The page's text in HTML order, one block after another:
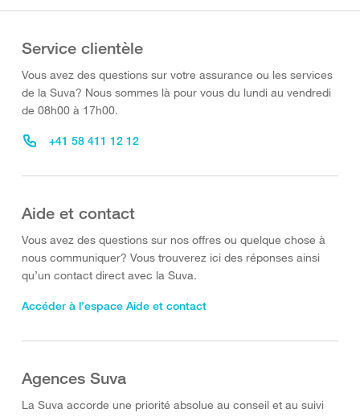
Service clientèle
Vous avez des questions sur votre assurance ou les services
de la Suva? Nous sommes là pour vous du lundi au vendredi
de 08h00 à 17h00.
+41 58 411 12 12
Aide et contact
Vous avez des questions sur nos offres ou quelque chose à
nous communiquer? Vous trouverez ici des réponses ainsi
qu’un contact direct avec la Suva.
Accéder à l’espace Aide et contact
Agences Suva
La Suva accorde une priorité absolue au conseil et au suivi